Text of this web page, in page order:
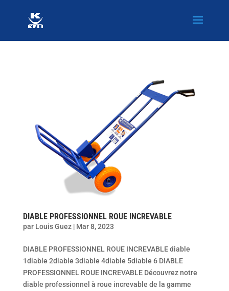
DIABLE PROFESSIONNEL ROUE INCREVABLE
par Louis Guez| Mar 8, 2023
DIABLE PROFESSIONNEL ROUE INCREVABLE diable
1diable 2diable 3diable 4diable 5diable 6 DIABLE
PROFESSIONNEL ROUE INCREVABLE Découvrez notre
diable professionnel à roue increvable de la gamme